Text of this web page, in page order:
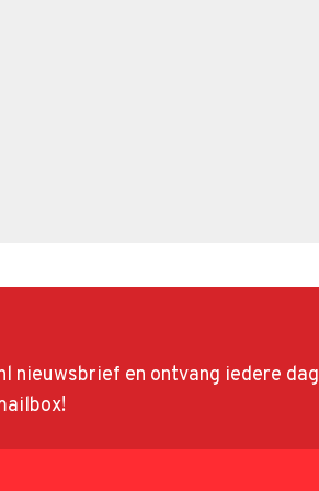
nieuwsbrief en ontvang iedere dag